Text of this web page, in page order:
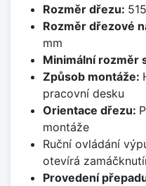
Rozměr dřezu:
Rozměr dřezové
mm
Minimální rozměr
Způsob montáže:
pracovní desku
Orientace dřezu:
montáže
Ruční ovládání
otevírá
Provedení